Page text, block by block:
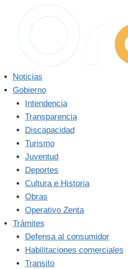
contenido
Noticias
Gobierno
Intendencia
Transparencia
Discapacidad
Turismo
Juventud
Deportes
Cultura e Historia
Obras
Operativo Zenta
Trámites
Defensa al consumidor
Habilitaciones comerciales
Transito